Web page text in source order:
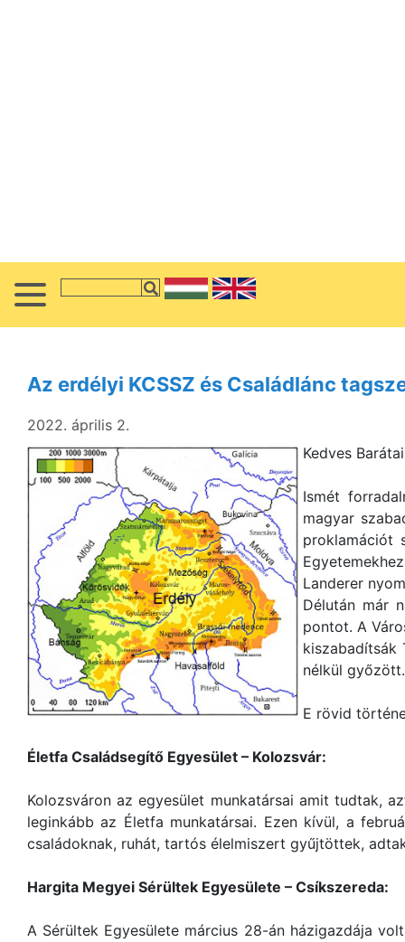
Az erdélyi KCSSZ és Családlánc
2022. április 2.
Kedves
Ismét
magyar
proklamációt
Landerer
Délután már
pontot. A
kiszabadítsák
nélkül
E rövid
Életfa Családsegítő Egyesület – Kolozsvár:
Kolozsváron az egyesület munkatársai amit tudtak,
leginkább az Életfa munkatársai. Ezen kívül, a
családoknak, ruhát, tartós élelmiszert gyűjtöttek,
Hargita Megyei Sérültek Egyesülete – Csíkszereda:
A Sérültek Egyesülete március 28-án házigazdája